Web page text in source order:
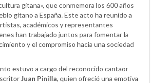
gitana», que conmemora los 600 años
gitano a España. Este acto ha reunido a
académicos y representantes
han trabajado juntos para fomentar la
y el compromiso hacia una sociedad
estuvo a cargo del reconocido cantaor
Juan Pinilla, quien ofreció una emotiva